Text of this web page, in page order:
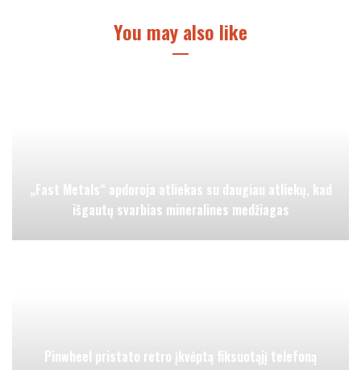
You may also like
„Fast Metals“ apdoroja atliekas su daugiau atliekų, kad
išgautų svarbias mineralines medžiagas
Pinwheel pristato retro įkvėptą fiksuotąjį telefoną